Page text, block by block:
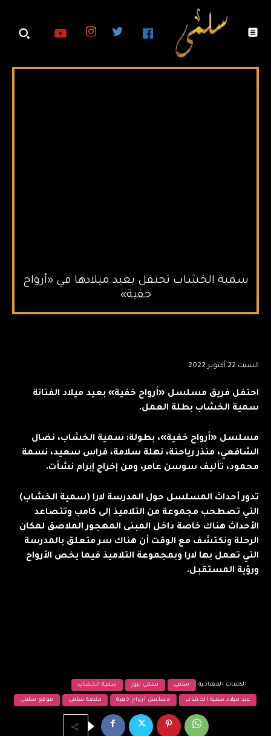
سمية الخشاب تحتفل بعيد ميلادها في «أرواح
خفية»
السبت 22 أكتوبر 2022
احتفل فريق مسلسل «أرواح خفية» بعيد ميلاد الفنانة
سمية الخشاب بطلة العمل.
مسلسل «أرواح خفية»، بطولة: سمية الخشاب، نضال
الشافعي، منذر رياحنة، نهلة سلامة، فراس سعيد، نسمة
محمود، تأليف سوسن عامر، ومن إخراج إبرام نشأت.
تدور أحداث المسلسل حول المدرسة لارا (سمية الخشاب)
التي تصطحب مجموعة من التلاميذ إلى كامب وتتصاعد
الأحداث هناك خاصة داخل المبنى المهجور الملاصق لمكان
الرحلة ونكتشف مع الوقت أن هناك سر متعلق بالمدرسة
التي تعمل بها لارا وبمجموعة التلاميذ فيما يخص الأرواح
ورؤية المستقبل.
الكلمات المفتاحية سلمى سلمى نيوز سمية الخشاب
عيد ميلاد سمية الخشاب مسلسل أرواح خفية منصة سلمى موقع سلمى